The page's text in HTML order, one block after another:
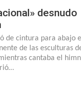
desnudo
de cintura para abajo
de las esculturas
cantaba el